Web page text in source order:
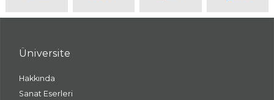
Üniversite
Hakkında
Sanat Eserleri